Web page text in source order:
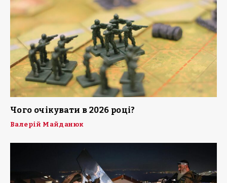
Чого очікувати в 2026 році?
Валерій Майданюк